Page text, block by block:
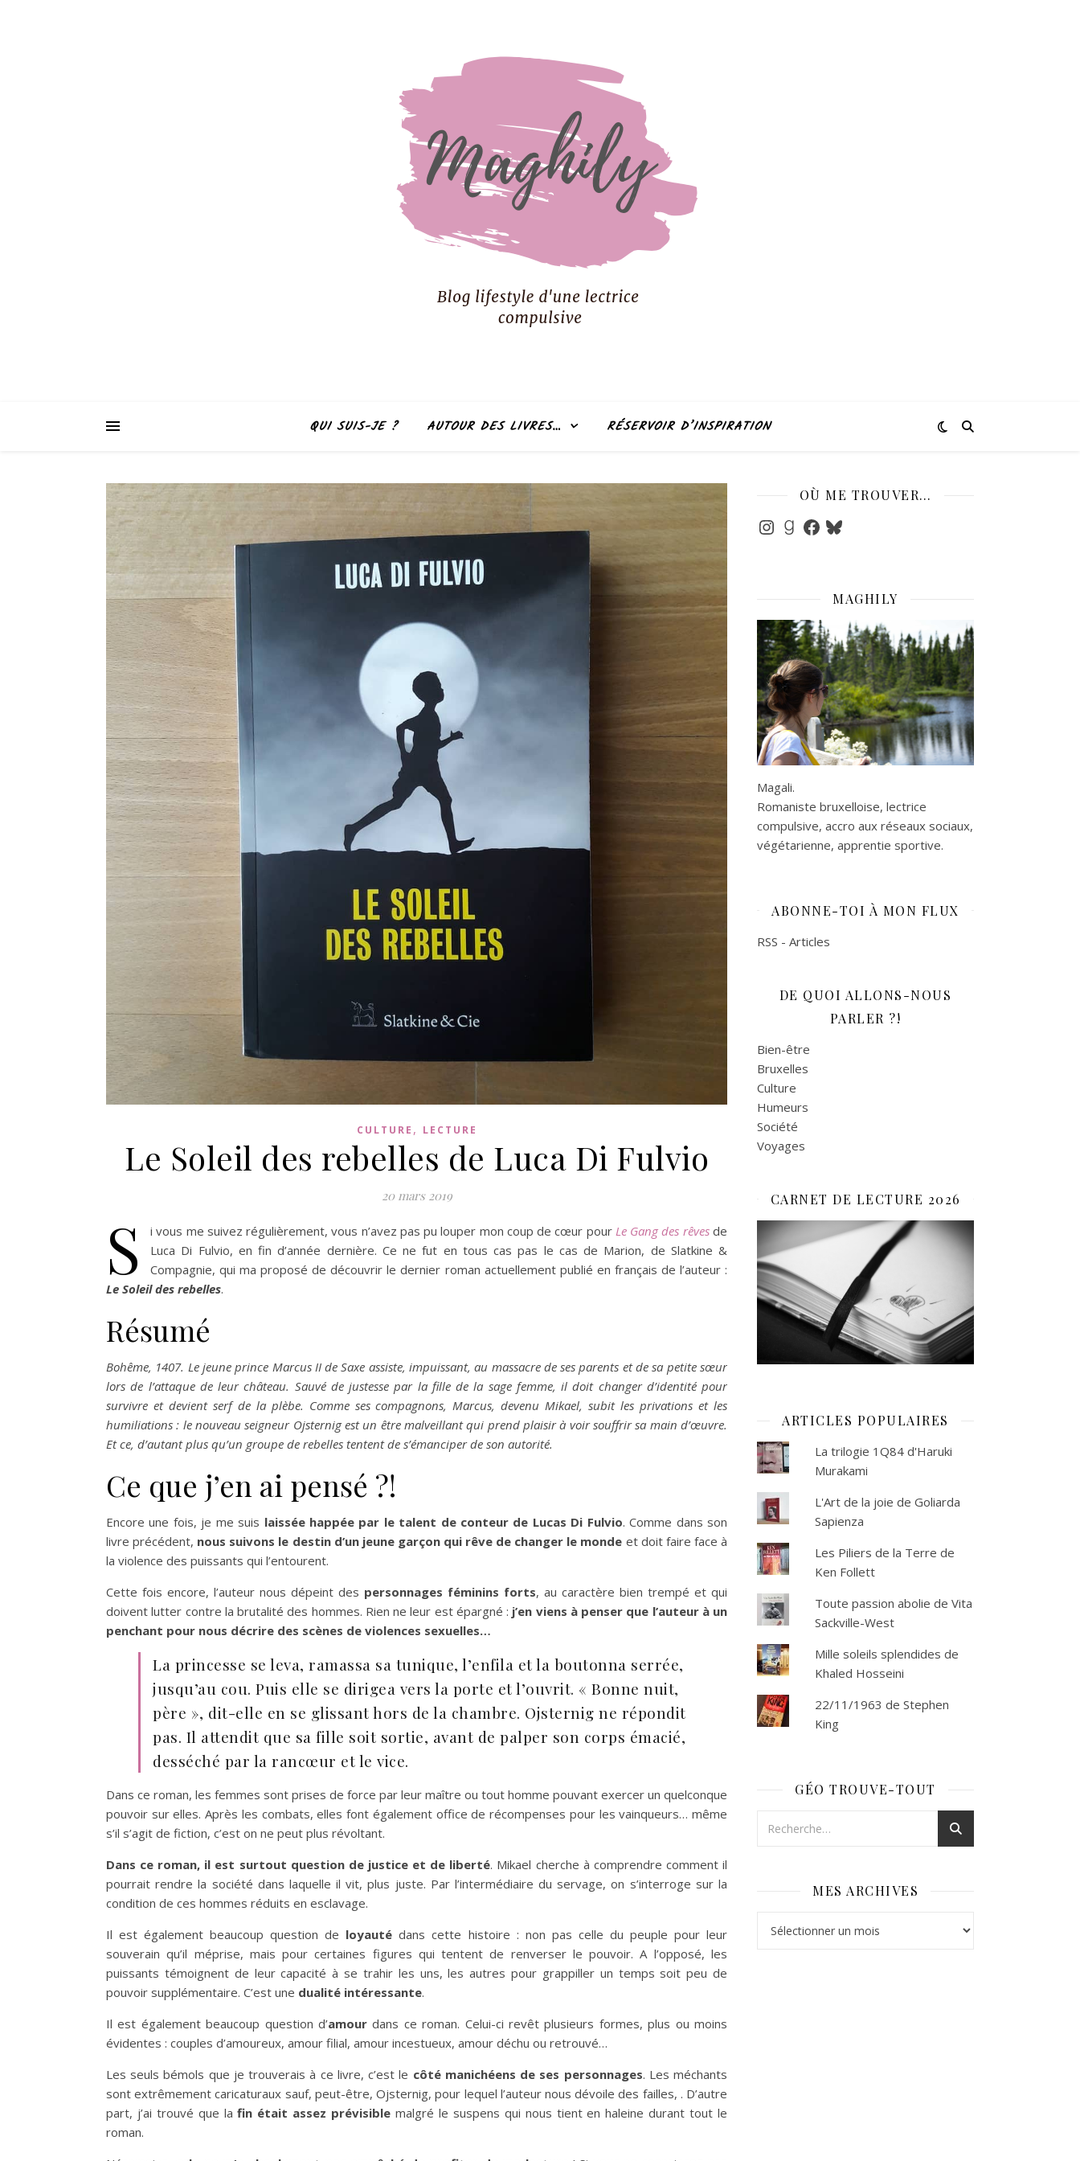
QUI SUIS-JE ? AUTOUR DES LIVRES… RÉSERVOIR D’INSPIRATION
CULTURE , LECTURE
Le Soleil des rebelles de Luca Di Fulvio
20 mars 2019
S i vous me suivez régulièrement, vous n’avez pas pu louper mon coup de cœur pour Le Gang des rêvesde
Luca Di Fulvio, en fin d’année dernière. Ce ne fut en tous cas pas le cas de Marion, de Slatkine &
Compagnie, qui ma proposé de découvrir le dernier roman actuellement publié en français de l’auteur :
Le Soleil des rebelles.
Résumé
Bohême, 1407. Le jeune prince Marcus II de Saxe assiste, impuissant, au massacre de ses parents et de sa petite sœur
lors de l’attaque de leur château. Sauvé de justesse par la fille de la sage femme, il doit changer d’identité pour
survivre et devient serf de la plèbe. Comme ses compagnons, Marcus, devenu Mikael, subit les privations et les
humiliations : le nouveau seigneur Ojsternig est un être malveillant qui prend plaisir à voir souffrir sa main d’œuvre.
Et ce, d’autant plus qu’un groupe de rebelles tentent de s’émanciper de son autorité.
Ce que j’en ai pensé ?!
Encore une fois, je me suis laissée happée par le talent de conteur de Lucas Di Fulvio. Comme dans son
livre précédent, nous suivons le destin d’un jeune garçon qui rêve de changer le monde et doit faire face à
la violence des puissants qui l’entourent.
Cette fois encore, l’auteur nous dépeint des personnages féminins forts, au caractère bien trempé et qui
doivent lutter contre la brutalité des hommes. Rien ne leur est épargné : j’en viens à penser que l’auteur à un
penchant pour nous décrire des scènes de violences sexuelles…
La princesse se leva, ramassa sa tunique, l’enfila et la boutonna serrée,
jusqu’au cou. Puis elle se dirigea vers la porte et l’ouvrit. « Bonne nuit,
père », dit-elle en se glissant hors de la chambre. Ojsternig ne répondit
pas. Il attendit que sa fille soit sortie, avant de palper son corps émacié,
desséché par la rancœur et le vice.
Dans ce roman, les femmes sont prises de force par leur maître ou tout homme pouvant exercer un quelconque
pouvoir sur elles. Après les combats, elles font également office de récompenses pour les vainqueurs… même
s’il s’agit de fiction, c’est on ne peut plus révoltant.
Dans ce roman, il est surtout question de justice et de liberté. Mikael cherche à comprendre comment il
pourrait rendre la société dans laquelle il vit, plus juste. Par l’intermédiaire du servage, on s’interroge sur la
condition de ces hommes réduits en esclavage.
Il est également beaucoup question de loyauté dans cette histoire : non pas celle du peuple pour leur
souverain qu’il méprise, mais pour certaines figures qui tentent de renverser le pouvoir. A l’opposé, les
puissants témoignent de leur capacité à se trahir les uns, les autres pour grappiller un temps soit peu de
pouvoir supplémentaire. C’est une dualité intéressante.
Il est également beaucoup question d’amour dans ce roman. Celui-ci revêt plusieurs formes, plus ou moins
évidentes : couples d’amoureux, amour filial, amour incestueux, amour déchu ou retrouvé…
Les seuls bémols que je trouverais à ce livre, c’est le côté manichéens de ses personnages. Les méchants
sont extrêmement caricaturaux sauf, peut-être, Ojsternig, pour lequel l’auteur nous dévoile des failles, . D’autre
part, j’ai trouvé que lafin était assez prévisible malgré le suspens qui nous tient en haleine durant tout le
roman.
OÙ ME TROUVER…
Instagram
Goodreads
Facebook
Bluesky
MAGHILY
Magali.
Romaniste bruxelloise, lectrice
compulsive, accro aux réseaux sociaux,
végétarienne, apprentie sportive.
ABONNE-TOI À MON FLUX
RSS - Articles
DE QUOI ALLONS-NOUS
PARLER ?!
Bien-être
Bruxelles
Culture
Humeurs
Société
Voyages
CARNET DE LECTURE 2026
ARTICLES POPULAIRES
La trilogie 1Q84 d'Haruki
Murakami
L'Art de la joie de Goliarda
Sapienza
Les Piliers de la Terre de
Ken Follett
Toute passion abolie de Vita
Sackville-West
Mille soleils splendides de
Khaled Hosseini
22/11/1963 de Stephen
King
GÉO TROUVE-TOUT
MES ARCHIVES